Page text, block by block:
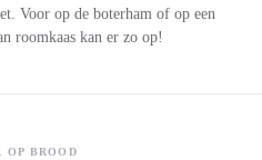
Voor op de boterham of op een
roomkaas kan er zo op!
OP BROOD